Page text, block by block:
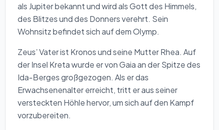
als Jupiter bekannt und wird als Gott des Himmels,
des Blitzes und des Donners verehrt. Sein
Wohnsitz befindet sich auf dem Olymp.
Zeus’ Vater ist Kronos und seine Mutter Rhea. Auf
der Insel Kreta wurde er von Gaia an der Spitze des
Ida-Berges großgezogen. Als er das
Erwachsenenalter erreicht, tritt er aus seiner
versteckten Höhle hervor, um sich auf den Kampf
vorzubereiten.